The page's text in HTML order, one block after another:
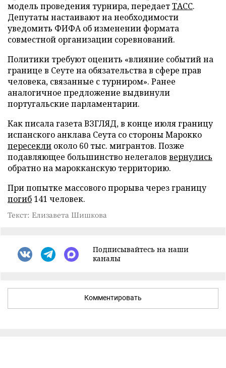
модель проведения турнира, передаетТАСС.
Депутаты настаивают на необходимости
уведомить ФИФА об изменении формата
совместной организации соревнований.
Политики требуют оценить «влияние событий на
границе в Сеуте на обязательства в сфере прав
человека, связанные с турниром». Ранее
аналогичное предложение выдвинули
португальские парламентарии.
Как писала газета ВЗГЛЯД, в конце июля границу
испанского анклава Сеута со стороны Марокко
пересекли около 60 тыс. мигрантов. Позже
подавляющее большинство нелегалов вернулись
обратно на марокканскую территорию.
При попытке массового прорыва через границу
погиб 141 человек.
Текст: Елизавета Шишкова
Подписывайтесь на наши
каналы
Комментировать